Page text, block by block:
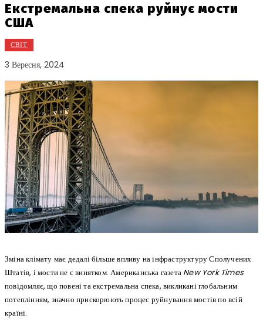
Екстремальна спека руйнує мости
США
СВІТ
3 Вересня, 2024
Зміна клімату має дедалі більше впливу на інфраструктуру Сполучених
Штатів, і мости не є винятком. Американська газета New York Times
повідомляє, що повені та екстремальна спека, викликані глобальним
потеплінням, значно прискорюють процес руйнування мостів по всій
країні.